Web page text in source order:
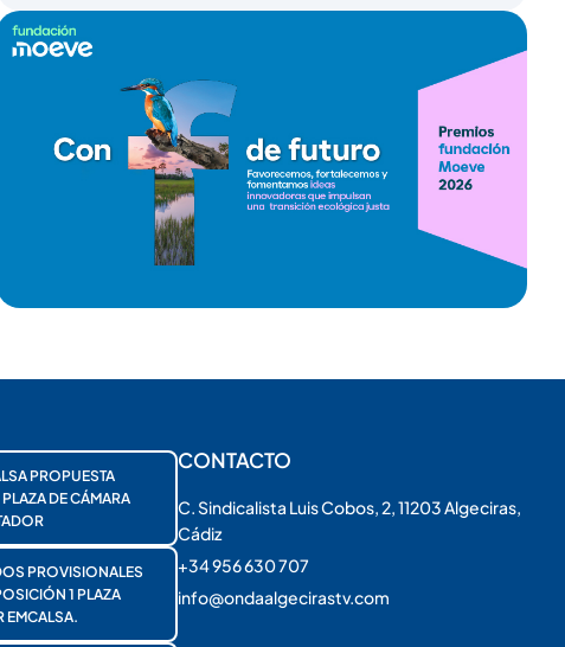
PROPUESTA
DE CÁMARA
PROVISIONALES
1 PLAZA
EMCALSA.
CONTACTO
C. Sindicalista Luis Cobos, 2, 11203 Algeciras,
Cádiz
+34 956 630 707
info@ondaalgecirastv.com